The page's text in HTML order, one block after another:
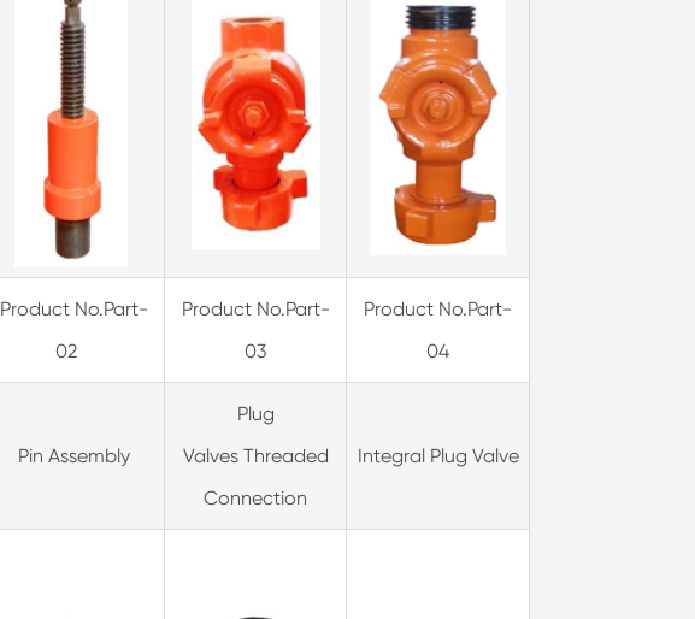
Product No.Part-
02
Product No.Part-
03
Product No.Part-
04
Pin Assembly
Plug
Valves Threaded
Connection
Integral Plug Valve